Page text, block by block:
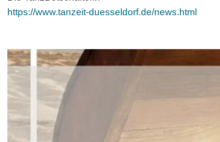
https://www.tanzeit-duesseldorf.de/news.html